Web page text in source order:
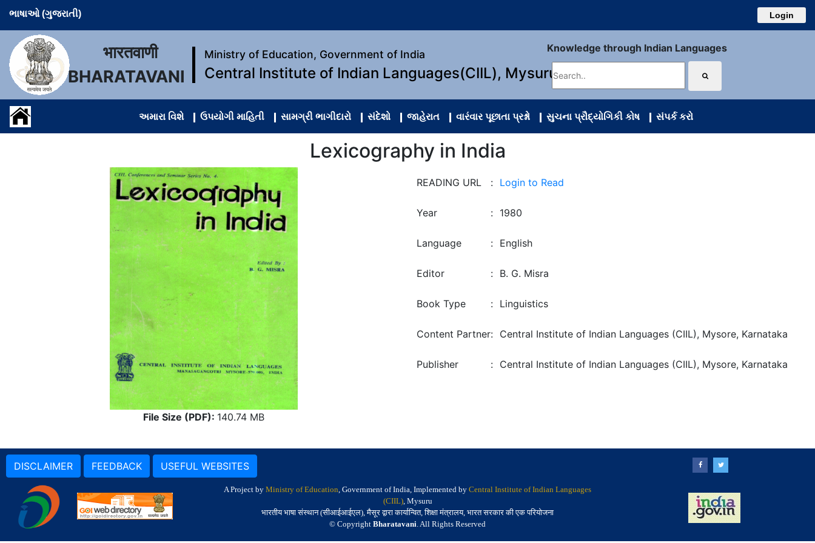
ભાષાઓ (ગુજરાતી) Login
भारतवाणी
BHARATAVANI
Ministry of Education, Government of India
Central Institute of Indian Languages(CIIL), Mysuru
Knowledge through Indian Languages
અમારા વિશે ઉપયોગી માહિતી સામગ્રી ભાગીદારો સંદેશો જાહેરાત વારંવાર પૂછાતા પ્રશ્નો સુચના પ્રૌદ્યોગિકી કોષ સંપર્ક કરો
Lexicography in India
File Size (PDF): 140.74 MB
READING URL : Login to Read
Year : 1980
Language : English
Editor : B. G. Misra
Book Type : Linguistics
Content Partner: Central Institute of Indian Languages (CIIL), Mysore, Karnataka
Publisher : Central Institute of Indian Languages (CIIL), Mysore, Karnataka
DISCLAIMER FEEDBACK USEFUL WEBSITES
A Project by Ministry of Education, Government of India, Implemented by Central Institute of Indian Languages
(CIIL), Mysuru
भारतीय भाषा संस्थान (सीआईआईएल), मैसूर द्वारा कार्यान्वित, शिक्षा मंत्रालय, भारत सरकार की एक परियोजना
© Copyright Bharatavani. All Rights Reserved